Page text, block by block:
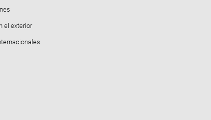
el exterior